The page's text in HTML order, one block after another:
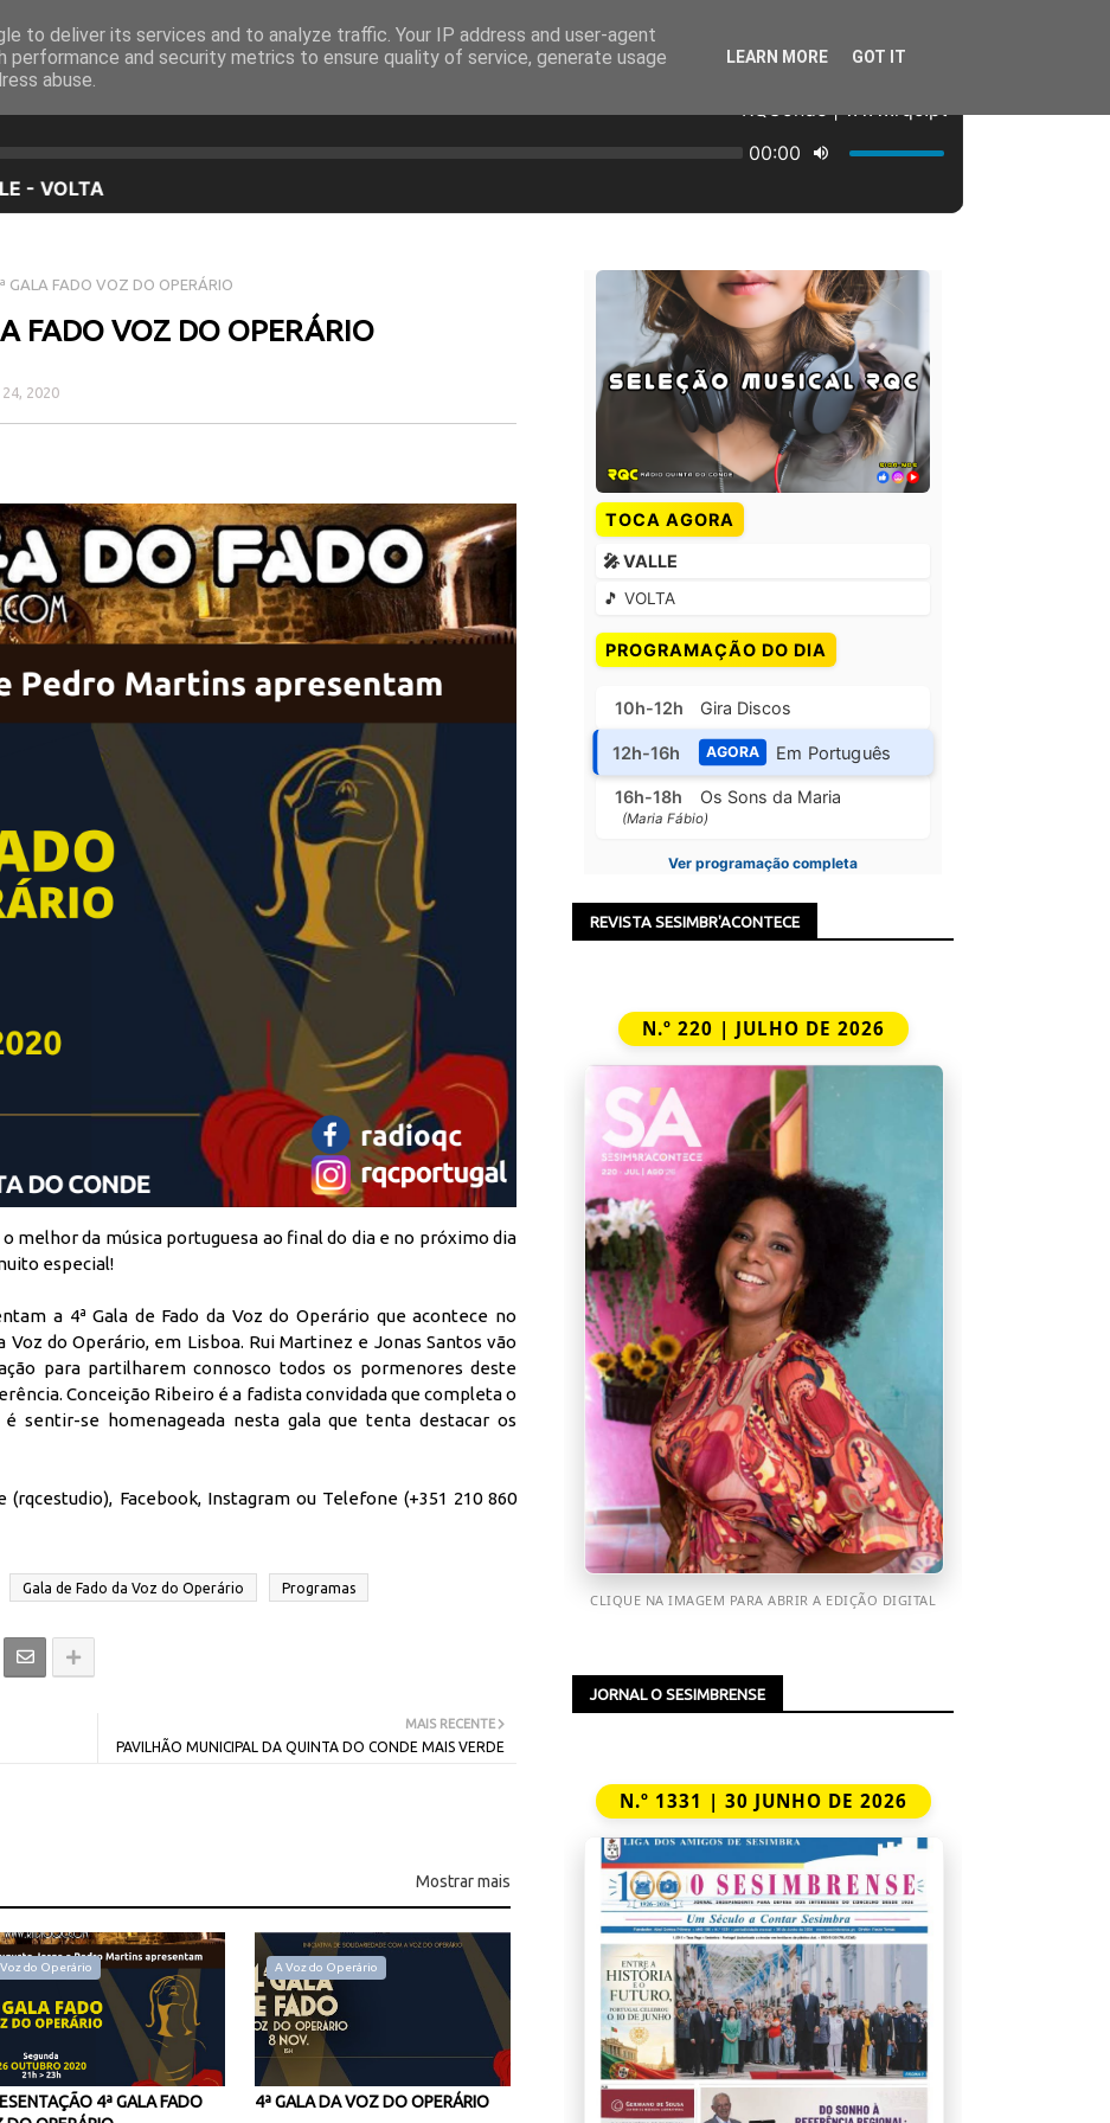
EQUIPA PROGRAMAÇÃO OUVIR EM DIRETO
GALA FADO VOZ DO OPERÁRIO
FADO VOZ DO OPERÁRIO
2020
melhor da música portuguesa ao final do dia e no próximo dia
especial!
a 4ª Gala de Fado da Voz do Operário que acontece no
do Operário, em Lisboa. Rui Martinez e Jonas Santos vão
para partilharem connosco todos os pormenores deste
Conceição Ribeiro é a fadista convidada que completa o
sentir-se homenageada nesta gala que tenta destacar os
(rqcestudio), Facebook, Instagramou Telefone (+351 210 860
Gala de Fado da Voz do Operário Programas
MAIS RECENTE
PAVILHÃO MUNICIPAL DA QUINTA DO CONDE MAIS VERDE
Mostrar mais
do Operário
4ª GALA FADO
A Voz do Operário
4ª GALA DA VOZ DO OPERÁRIO
TOCA AGORA
🎤 VALLE
🎵 VOLTA
PROGRAMAÇÃO DO DIA
10h-12h Gira Discos
12h-16h AGORA Em Português
16h-18h Os Sons da Maria
(Maria Fábio)
Ver programação completa
REVISTA SESIMBR'ACONTECE
N.º 220 | JULHO DE 2026
CLIQUE NA IMAGEM PARA ABRIR A EDIÇÃO DIGITAL
JORNAL O SESIMBRENSE
N.º 1331 | 30 JUNHO DE 2026
to deliver its services and to analyze traffic. Your IP address and user-agent
performance and security metrics to ensure quality of service, generate usage
abuse.
LEARN MORE GOT IT